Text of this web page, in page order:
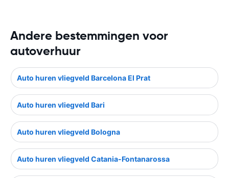
Andere bestemmingen voor
autoverhuur
Auto huren vliegveld Barcelona El Prat
Auto huren vliegveld Bari
Auto huren vliegveld Bologna
Auto huren vliegveld Catania-Fontanarossa